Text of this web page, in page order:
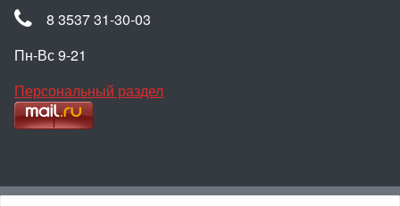
8 3537 31-30-03
Пн-Вс 9-21
Персональный раздел